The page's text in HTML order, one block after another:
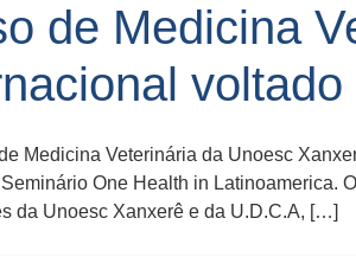
de Medicina
Medicina Veterinária da Unoesc
One Health in Latinoamerica.
da Unoesc Xanxerê e da U.D.C.A, […]